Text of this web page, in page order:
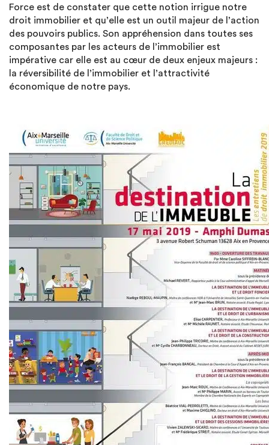
Force est de constater que cette notion irrigue notre
droit immobilier et qu’elle est un outil majeur de l’action
des pouvoirs publics. Son appréhension dans toutes ses
composantes par les acteurs de l’immobilier est
impérative car elle est au cœur de deux enjeux majeurs :
la réversibilité de l’immobilier et l’attractivité
économique de notre pays.